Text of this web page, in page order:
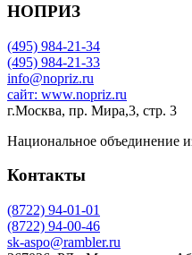
НОПРИЗ
(495) 984-21-34
(495) 984-21-33
info@nopriz.ru
сайт: www.nopriz.ru
г.Москва, пр. Мира,3, стр. 3
Национальное объединение
Контакты
(8722) 94-01-01
(8722) 94-00-46
sk-aspo@rambler.ru